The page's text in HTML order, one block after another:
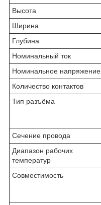
Высота
Ширина
Глубина
Номинальный ток
Номинальное напряжение
Количество контактов
Тип разъёма
Сечение провода
Диапазон рабочих
температур
Совместимость